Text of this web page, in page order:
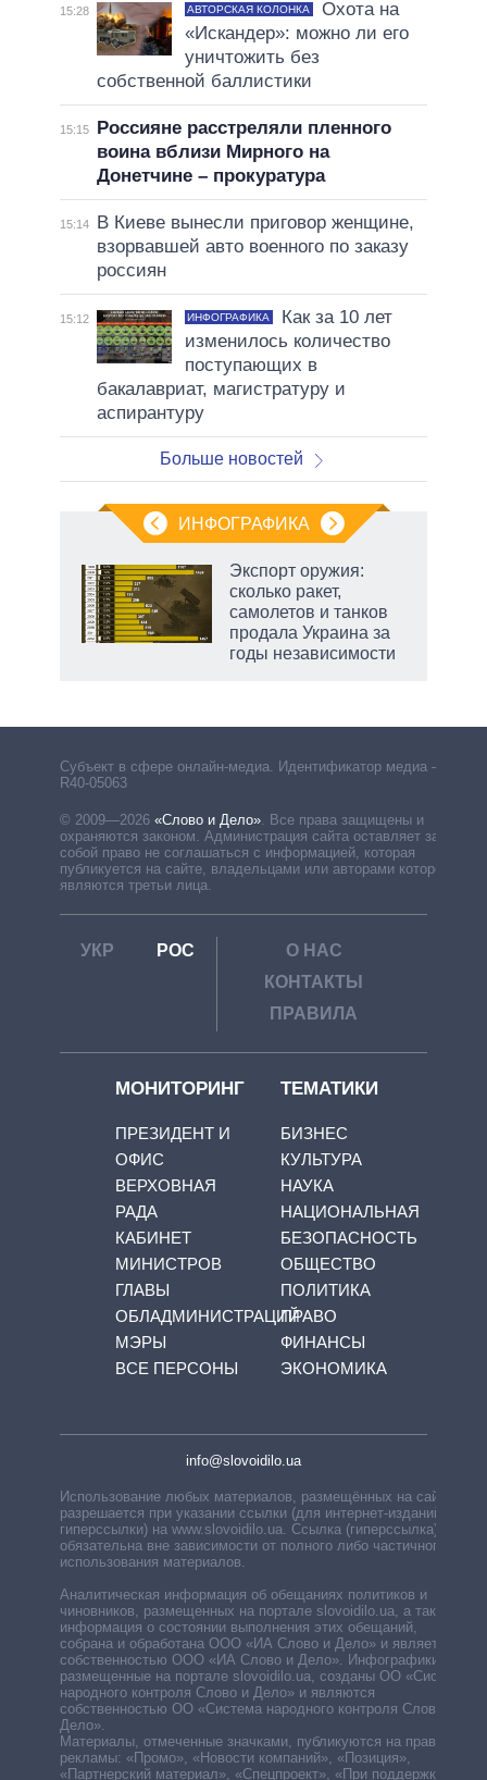
15:28 АВТОРСКАЯ КОЛОНКА
Охота на
«Искандер»: можно ли его
уничтожить без
собственной баллистики
15:15
Россияне расстреляли пленного
воина вблизи Мирного на
Донетчине – прокуратура
15:14
В Киеве вынесли приговор женщине,
взорвавшей авто военного по заказу
россиян
15:12 ИНФОГРАФИКА
Как за 10 лет
изменилось количество
поступающих в
бакалавриат, магистратуру и
аспирантуру
Больше новостей
ИНФОГРАФИКА
Экспорт оружия:
сколько ракет,
самолетов и танков
продала Украина за
годы независимости
Субъект в сфере онлайн-медиа. Идентификатор медиа –
R40-05063
© 2009—2026 «Слово и Дело». Все права защищены и
охраняются законом. Администрация сайта оставляет за
собой право не соглашаться с информацией, которая
публикуется на сайте, владельцами или авторами которой
являются третьи лица.
УКР РОС
О НАС
КОНТАКТЫ
ПРАВИЛА
МОНИТОРИНГ
ПРЕЗИДЕНТ И
ОФИС
ВЕРХОВНАЯ
РАДА
КАБИНЕТ
МИНИСТРОВ
ГЛАВЫ
ОБЛАДМИНИСТРАЦИЙ
МЭРЫ
ВСЕ ПЕРСОНЫ
ТЕМАТИКИ
БИЗНЕС
КУЛЬТУРА
НАУКА
НАЦИОНАЛЬНАЯ
БЕЗОПАСНОСТЬ
ОБЩЕСТВО
ПОЛИТИКА
ПРАВО
ФИНАНСЫ
ЭКОНОМИКА
info@slovoidilo.ua
Использование любых материалов, размещённых на сайте,
разрешается при указании ссылки (для интернет-изданий —
гиперссылки) на www.slovoidilo.ua. Ссылка (гиперссылка)
обязательна вне зависимости от полного либо частичного
использования материалов.
Аналитическая информация об обещаниях политиков и
чиновников, размещенных на портале slovoidilo.ua, а также
информация о состоянии выполнения этих обещаний,
собрана и обработана ООО «ИА Слово и Дело» и является
собственностью ООО «ИА Слово и Дело». Инфографики,
размещенные на портале slovoidilo.ua, созданы ОО «Система
народного контроля Слово и Дело» и являются
собственностью ОО «Система народного контроля Слово и
Дело».
Материалы, отмеченные значками, публикуются на правах
рекламы: «Промо», «Новости компаний», «Позиция»,
«Партнерский материал», «Спецпроект», «При поддержке».